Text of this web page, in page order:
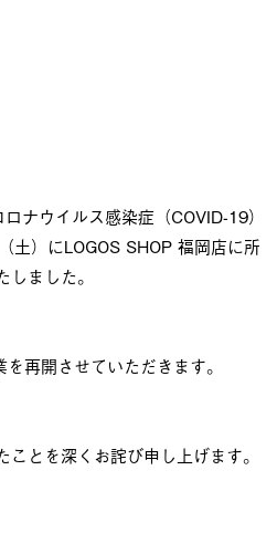
ナウイルス感染症（COVID-19）
土）にLOGOS SHOP 福岡店に所
ました。
再開させていただきます。
とを深くお詫び申し上げます。